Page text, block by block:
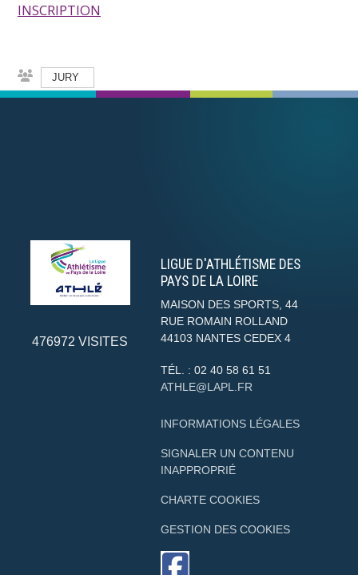
INSCRIPTION
JURY
476972 VISITES
LIGUE D'ATHLÉTISME DES
PAYS DE LA LOIRE
MAISON DES SPORTS, 44
RUE ROMAIN ROLLAND
44103 NANTES CEDEX 4
TÉL. : 02 40 58 61 51
ATHLE@LAPL.FR
INFORMATIONS LÉGALES
SIGNALER UN CONTENU
INAPPROPRIÉ
CHARTE COOKIES
GESTION DES COOKIES